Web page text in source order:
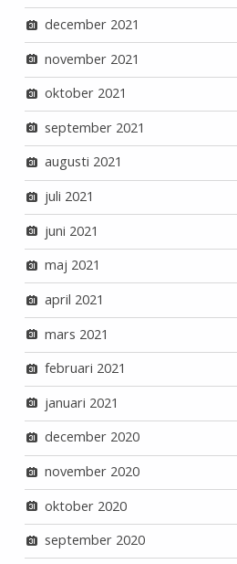
december 2021
november 2021
oktober 2021
september 2021
augusti 2021
juli 2021
juni 2021
maj 2021
april 2021
mars 2021
februari 2021
januari 2021
december 2020
november 2020
oktober 2020
september 2020